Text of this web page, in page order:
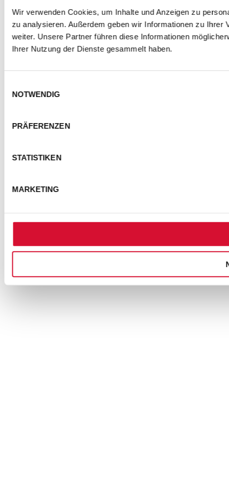
Wir verwenden Cookies, um Inhalte und Anzeigen zu
zu analysieren. Außerdem geben wir Informationen zu
weiter. Unsere Partner führen diese Informationen
Ihrer Nutzung der Dienste gesammelt haben.
NOTWENDIG
PRÄFERENZEN
STATISTIKEN
MARKETING